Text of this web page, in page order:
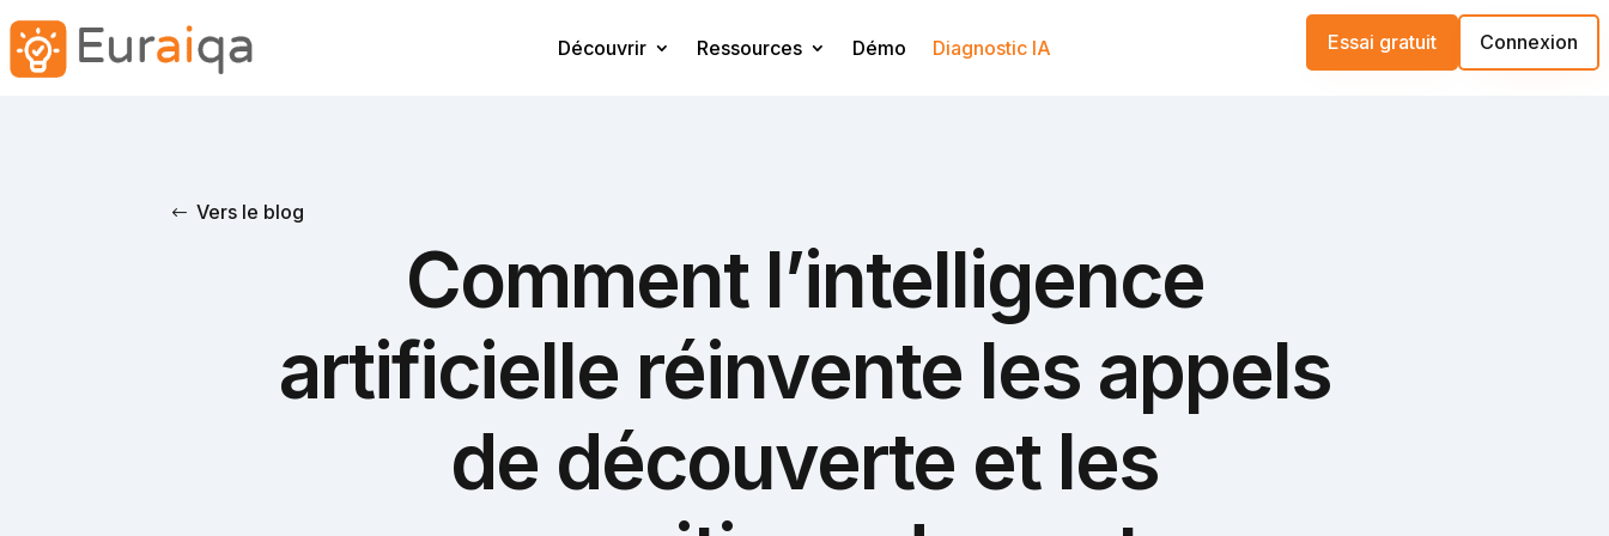
Découvrir Ressources Démo Diagnostic IA Essai gratuit Connexion
Vers le blog
Comment l’intelligence
artificielle réinvente les appels
de découverte et les